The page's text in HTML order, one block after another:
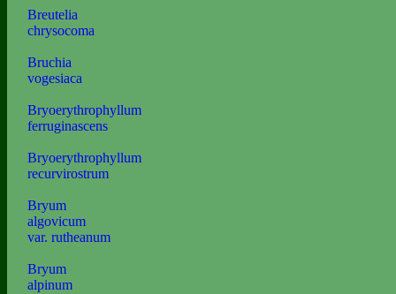
Breutelia
chrysocoma
Bruchia
vogesiaca
Bryoerythrophyllum
ferruginascens
Bryoerythrophyllum
recurvirostrum
Bryum
algovicum
var. rutheanum
Bryum
alpinum